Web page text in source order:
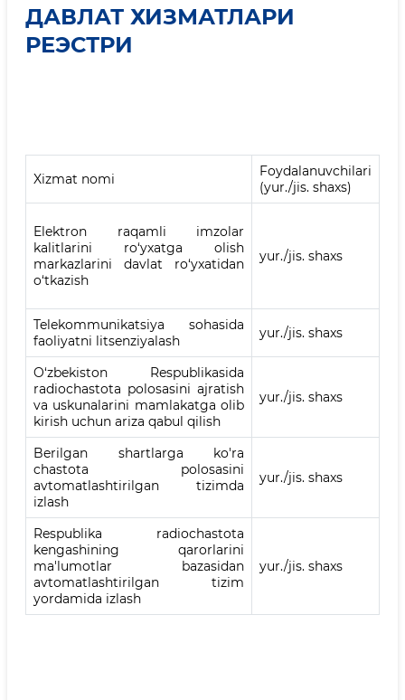
ДАВЛАТ ХИЗМАТЛАРИ
РЕЭСТРИ
Xizmat nomi
Foydalanuvchilari
(yur./jis. shaxs)
Elektron raqamli imzolar
kalitlarini ro‘yxatga olish
markazlarini davlat ro‘yxatidan
o‘tkazish
yur./jis. shaxs
Telekommunikatsiya sohasida
faoliyatni litsenziyalash
yur./jis. shaxs
O‘zbekiston Respublikasida
radiochastota polosasini ajratish
va uskunalarini mamlakatga olib
kirish uchun ariza qabul qilish
yur./jis. shaxs
Berilgan shartlarga ko'ra
chastota polosasini
avtomatlashtirilgan tizimda
izlash
yur./jis. shaxs
Respublika radiochastota
kengashining qarorlarini
ma'lumotlar bazasidan
avtomatlashtirilgan tizim
yordamida izlash
yur./jis. shaxs